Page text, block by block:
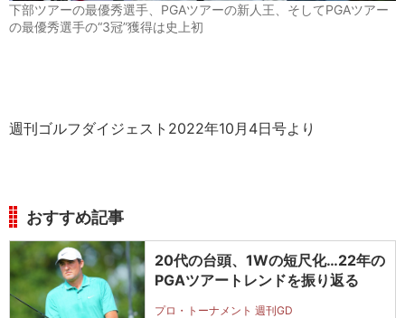
下部ツアーの最優秀選手、PGAツアーの新人王、そしてPGAツアー
の最優秀選手の“3冠”獲得は史上初
週刊ゴルフダイジェスト2022年10月4日号より
おすすめ記事
20代の台頭、1Wの短尺化…22年の
PGAツアートレンドを振り返る
プロ・トーナメント 週刊GD